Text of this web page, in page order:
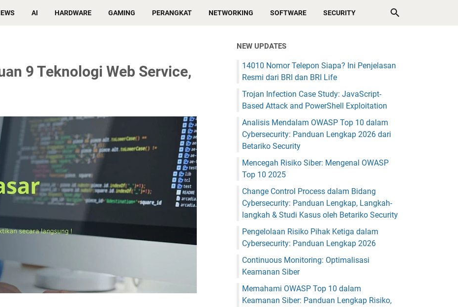
AI HARDWARE GAMING PERANGKAT NETWORKING SOFTWARE SECURITY
9 Teknologi Web Service,
NEW UPDATES
14010 Nomor Telepon Siapa? Ini Penjelasan
Resmi dari BRI dan BRI Life
Trojan Infection Case Study: JavaScript-
Based Attack and PowerShell Exploitation
Analisis Mendalam OWASP Top 10 dalam
Cybersecurity: Panduan Lengkap 2026 dari
Betariko Security
Mencegah Risiko Siber: Mengenal OWASP
Top 10 2025
Change Control Process dalam Bidang
Cybersecurity: Panduan Lengkap, Langkah-
langkah & Studi Kasus oleh Betariko Security
Pengelolaan Risiko Pihak Ketiga dalam
Cybersecurity: Panduan Lengkap 2026
Continuous Monitoring: Optimalisasi
Keamanan Siber
Memahami OWASP Top 10 dalam
Keamanan Siber: Panduan Lengkap Risiko,